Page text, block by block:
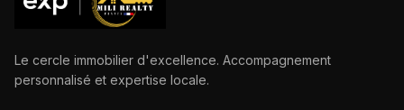
Le cercle immobilier d'excellence. Accompagnement
personnalisé et expertise locale.